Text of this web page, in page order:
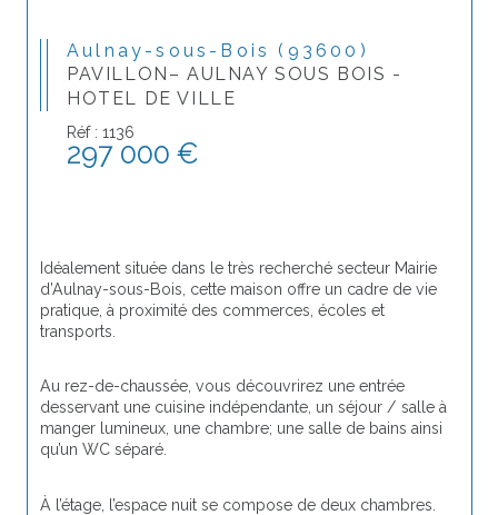
Aulnay-sous-Bois (93600)
PAVILLON– AULNAY SOUS BOIS -
HOTEL DE VILLE
Réf : 1136
297 000 €
Idéalement située dans le très recherché secteur Mairie
d’Aulnay-sous-Bois, cette maison offre un cadre de vie
pratique, à proximité des commerces, écoles et
transports.
Au rez-de-chaussée, vous découvrirez une entrée
desservant une cuisine indépendante, un séjour / salle à
manger lumineux, une chambre; une salle de bains ainsi
qu’un WC séparé.
À l’étage, l’espace nuit se compose de deux chambres.